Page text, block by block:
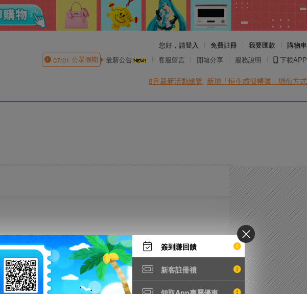
簽到賺回饋
新客註冊禮
您好， 請登入 免費註冊 我要匯款
購物車
07/01 公眾假期 最新公告 客服留言 開箱分享 服務說明 下載APP
8月最新活動總覽 新增「恒生虛擬帳號」增值方式